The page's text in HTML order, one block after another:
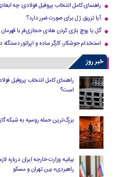
راهنمای کامل انتخاب پروفیل فولادی: چه
آیا تزریق ژل برای صورت ضرر دارد​؟
گل یا پوچ بازی کردن هادی حجازی‌فر با
استخدام جوشکار، کارگر ساده و اپراتور
خبر روز
راهنمای کامل انتخاب پروفیل
است؟
بزرگ‌ترین حمله روسیه به شبکه
بیانیه وزارت خارجه ایران
راهبردی» بین تهران و مسکو